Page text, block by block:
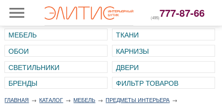
(495)777-87-66
МЕБЕЛЬ
ТКАНИ
ОБОИ
КАРНИЗЫ
СВЕТИЛЬНИКИ
ДВЕРИ
ГЛАВНАЯ → КАТАЛОГ → МЕБЕЛЬ → ПРЕДМЕТЫ ИНТЕРЬЕРА →